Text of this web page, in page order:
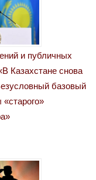
и публичных
Казахстане снова
базовый